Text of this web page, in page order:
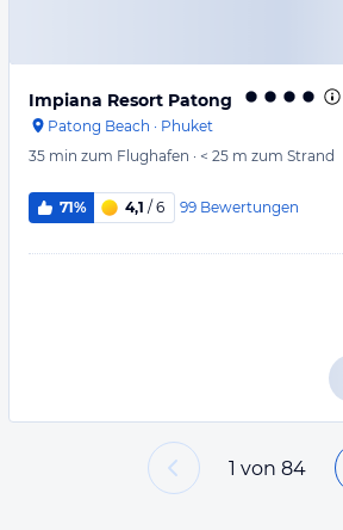
Impiana Resort Patong
Patong Beach · Phuket
35 min zum Flughafen · < 25 m zum Strand
71% 4,1 / 6 99 Bewertungen
1 von 84